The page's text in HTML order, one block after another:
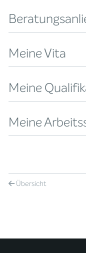
Meine Vita
Meine
Meine
Übersicht